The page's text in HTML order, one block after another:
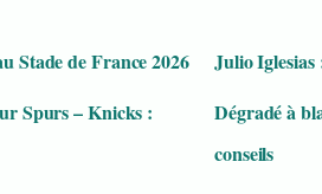
Stade de France 2026
Julio Iglesias
Spurs – Knicks :
Dégradé à
conseils